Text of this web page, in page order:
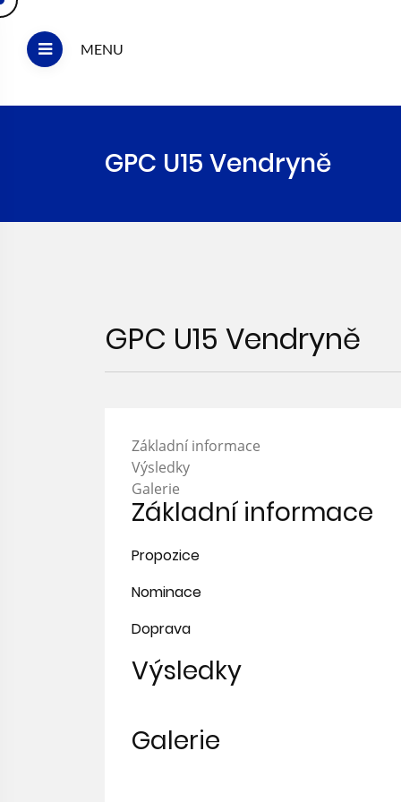
MENU
GPC U15 Vendryně
GPC U15 Vendryně
Základní informace
Výsledky
Galerie
Základní informace
Propozice
Nominace
Doprava
Výsledky
Galerie